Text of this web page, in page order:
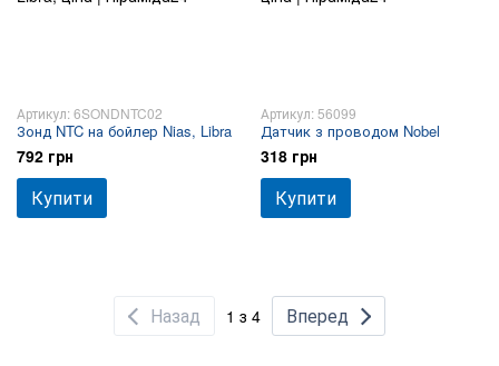
Артикул: 6SONDNTC02
Зонд NTC на бойлер Nias, Libra
792 грн
Купити
Артикул: 56099
Датчик з проводом Nobel
318 грн
Купити
Назад 1 з 4 Вперед